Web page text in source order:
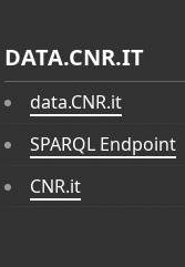
DATA.CNR.IT
data.CNR.it
SPARQL Endpoint
CNR.it